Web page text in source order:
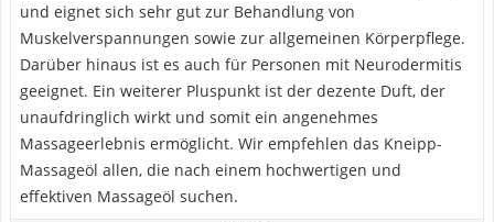
und eignet sich sehr gut zur Behandlung von
Muskelverspannungen sowie zur allgemeinen Körperpflege.
Darüber hinaus ist es auch für Personen mit Neurodermitis
geeignet. Ein weiterer Pluspunkt ist der dezente Duft, der
unaufdringlich wirkt und somit ein angenehmes
Massageerlebnis ermöglicht. Wir empfehlen das Kneipp-
Massageöl allen, die nach einem hochwertigen und
effektiven Massageöl suchen.